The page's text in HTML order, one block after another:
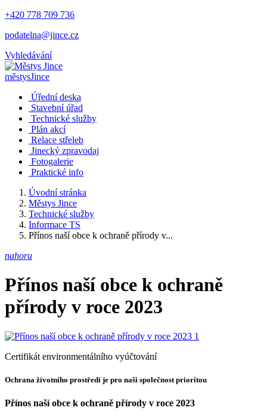
+420 778 709 736
podatelna@jince.cz
Vyhledávání
městysJince
Úřední deska
Stavební úřad
Technické služby
Plán akcí
Relace střeleb
Jinecký zpravodaj
Fotogalerie
Praktické info
Úvodní stránka
Městys Jince
Technické služby
Informace TS
Přínos naší obce k ochraně přírody v...
nahoru
Přínos naší obce k ochraně
přírody v roce 2023
Certifikát environmentálního vyúčtování
Ochrana životního prostředí je pro naši společnost prioritou
Přínos naší obce k ochraně přírody v roce 2023